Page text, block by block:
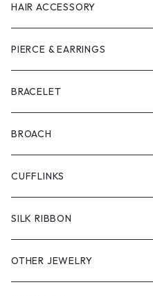
HAIR ACCESSORY
PIERCE & EARRINGS
BRACELET
BROACH
CUFFLINKS
SILK RIBBON
OTHER JEWELRY